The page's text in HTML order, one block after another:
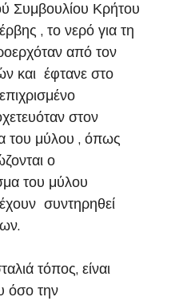
Συμβουλίου Κρήτου
, το νερό για τη
από τον
και έφτανε στο
στον
του μύλου , όπως
ο
του μύλου
συντηρηθεί
τόπος, είναι
όσο την